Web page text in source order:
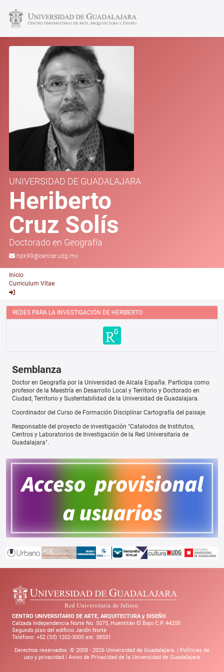
UNIVERSIDAD DE GUADALAJARA
Heriberto
Cruz Solís
Doctorado en Geografía
hpk99@cencar.udg.mx
Inicio
Curriculum Vitae
REDES PARA LA INVESTIGACIÓN DE HERIBERTO
Semblanza
Doctor en Geografía por la Universidad de Alcala España. Participa como
profesor de la Maestría en Desarrollo Local y Territorio y Doctorado en
Ciudad, Territorio y Sustentabilidad de la Universidad de Guadalajara.
Coordinador del Curso de Formación Disciplinar Cartografía del paisaje.
Responsable del proyecto de investigación "Catalodos de Institutos,
Centros y Laboratorios de Investigación de la Red Universitaria de
Guadalajara".
CENTRO UNIVERSITARIO DE ARTE, ARQUITECTURA y DISEÑO
Calzada Independencia Norte No. 5075, Huentitán El Bajo C.P. 44250
Segundo piso del edificio Jardín Norte
Teléfono: +52 (33) 1202-3000 ext. 38531
Derechos reservados. © 2008 - 2026 Universidad de Guadalajara. | Políticas de
uso y privacidad | Aviso de Privacidad de la Universidad de Guadalajara